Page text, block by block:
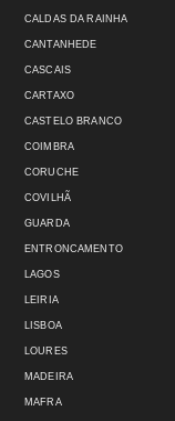
CALDAS DA RAINHA
CANTANHEDE
CASCAIS
CARTAXO
CASTELO BRANCO
COIMBRA
CORUCHE
COVILHÃ
GUARDA
ENTRONCAMENTO
LAGOS
LEIRIA
LISBOA
LOURES
MADEIRA
MAFRA